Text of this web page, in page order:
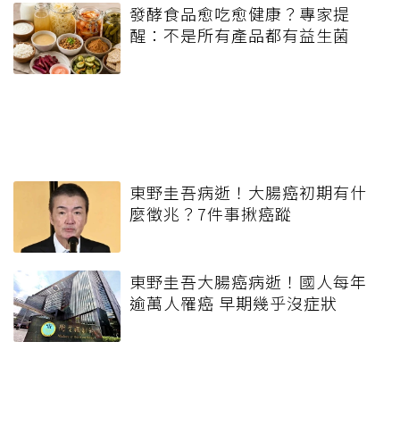
發酵食品愈吃愈健康？專家提
醒：不是所有產品都有益生菌
東野圭吾病逝！大腸癌初期有什
麼徵兆？7件事揪癌蹤
東野圭吾大腸癌病逝！國人每年
逾萬人罹癌 早期幾乎沒症狀